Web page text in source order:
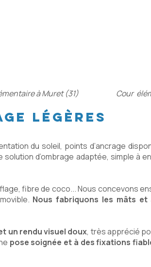
à Muret (31) Cour
légères
du soleil, points d’ancrage
d’ombrage adaptée, simple à
fibre de coco... Nous concevons
Nous fabriquons les mâts
un rendu visuel doux, très apprécié
pose soignée et à des fixations